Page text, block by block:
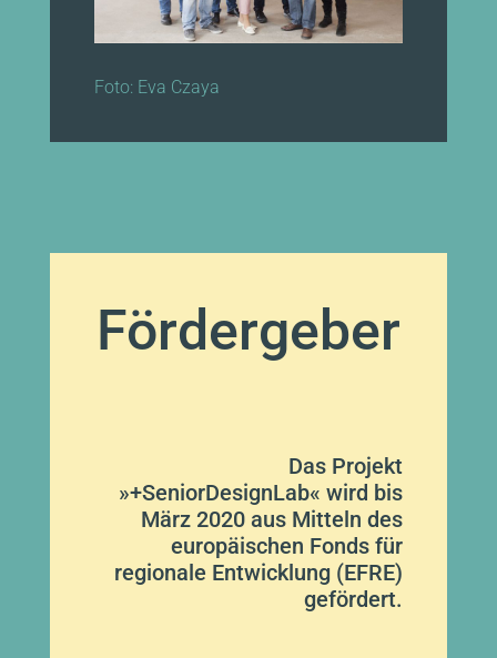
Foto: Eva Czaya
Fördergeber
Das Projekt
»+SeniorDesignLab« wird bis
März 2020 aus Mitteln des
europäischen Fonds für
regionale Entwicklung (EFRE)
gefördert.